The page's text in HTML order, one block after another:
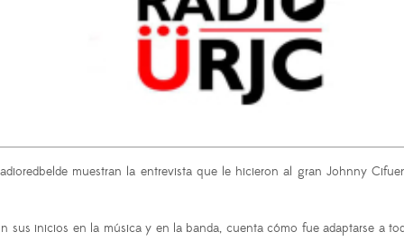
muestran la entrevista que le hicieron al gran Johnny
inicios en la música y en la banda, cuenta cómo fue adaptarse a